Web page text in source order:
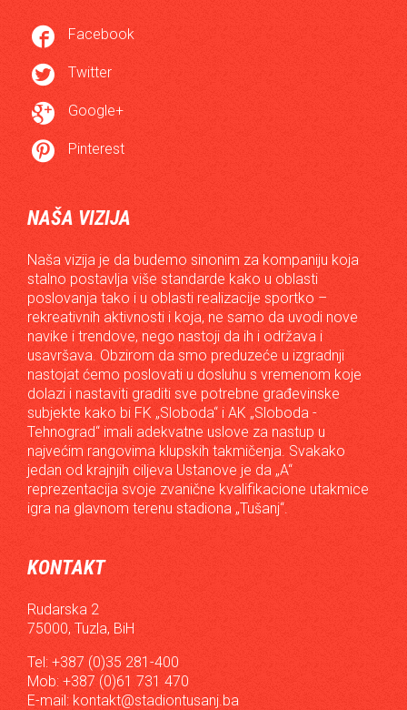
 Facebook
 Twitter
 Google+
 Pinterest
NAŠA VIZIJA
Naša vizija je da budemo sinonim za kompaniju koja
stalno postavlja više standarde kako u oblasti
poslovanja tako i u oblasti realizacije sportko –
rekreativnih aktivnosti i koja, ne samo da uvodi nove
navike i trendove, nego nastoji da ih i održava i
usavršava. Obzirom da smo preduzeće u izgradnji
nastojat ćemo poslovati u dosluhu s vremenom koje
dolazi i nastaviti graditi sve potrebne građevinske
subjekte kako bi FK „Sloboda“ i AK „Sloboda -
Tehnograd“ imali adekvatne uslove za nastup u
najvećim rangovima klupskih takmičenja. Svakako
jedan od krajnjih ciljeva Ustanove je da „A“
reprezentacija svoje zvanične kvalifikacione utakmice
igra na glavnom terenu stadiona „Tušanj“.
KONTAKT
Rudarska 2
75000, Tuzla, BiH
Tel: +387 (0)35 281-400
Mob: +387 (0)61 731 470
E-mail: kontakt@stadiontusanj.ba